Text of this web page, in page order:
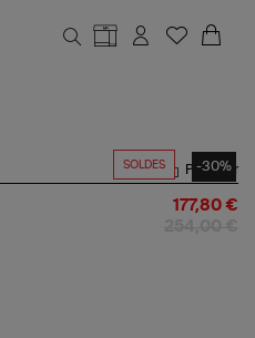
SOLDES -30%
Partager
177,80 €